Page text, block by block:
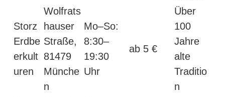
Storz
Erdbe
erkult
uren
Wolfrats
hauser
Straße,
81479
Münche
n
Mo–So:
8:30–
19:30
Uhr
ab 5 €
Über
100
Jahre
alte
Traditio
n